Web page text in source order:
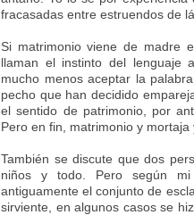
fracasadas entre estruendos de
Si matrimonio viene de madre
llaman el instinto del lenguaje
mucho menos aceptar la
pecho que han decidido
el sentido de patrimonio, por
Pero en fin, matrimonio y
También se discute que dos
niños y todo. Pero según mi
antiguamente el conjunto de
sirviente, en algunos casos se